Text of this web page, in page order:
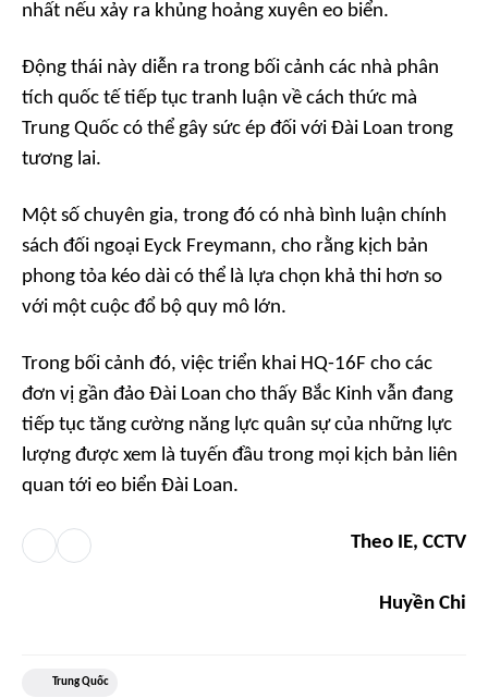
nhất nếu xảy ra khủng hoảng xuyên eo biển.
Động thái này diễn ra trong bối cảnh các nhà phân
tích quốc tế tiếp tục tranh luận về cách thức mà
Trung Quốc có thể gây sức ép đối với Đài Loan trong
tương lai.
Một số chuyên gia, trong đó có nhà bình luận chính
sách đối ngoại Eyck Freymann, cho rằng kịch bản
phong tỏa kéo dài có thể là lựa chọn khả thi hơn so
với một cuộc đổ bộ quy mô lớn.
Trong bối cảnh đó, việc triển khai HQ-16F cho các
đơn vị gần đảo Đài Loan cho thấy Bắc Kinh vẫn đang
tiếp tục tăng cường năng lực quân sự của những lực
lượng được xem là tuyến đầu trong mọi kịch bản liên
quan tới eo biển Đài Loan.
Theo IE, CCTV
Huyền Chi
Trung Quốc